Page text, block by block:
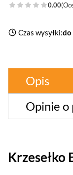
0.00
Czas wysyłki:do
Opis
Opinie o
Krzesełko